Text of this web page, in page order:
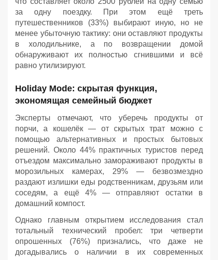
за одну поездку. При этом ещё треть
путешественников (33%) выбирают иную, но не
менее убыточную тактику: они оставляют продукты
в холодильнике, а по возвращении домой
обнаруживают их полностью сгнившими и всё
равно утилизируют.
Holiday Mode: скрытая функция,
экономящая семейный бюджет
Эксперты отмечают, что уберечь продукты от
порчи, а кошелёк — от скрытых трат можно с
помощью альтернативных и простых бытовых
решений. Около 44% практичных туристов перед
отъездом максимально замораживают продукты в
морозильных камерах, 29% — безвозмездно
раздают излишки еды родственникам, друзьям или
соседям, а ещё 4% — отправляют остатки в
домашний компост.
Однако главным открытием исследования стал
тотальный технический пробел: три четверти
опрошенных (76%) признались, что даже не
догадывались о наличии в их современных